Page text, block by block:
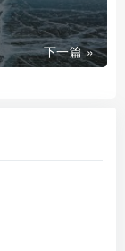
下一篇 »